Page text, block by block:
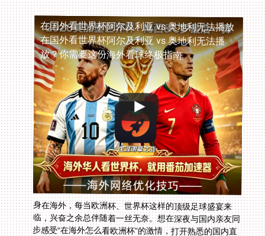
在国外看世界杯阿尔及利亚 vs 奥地利无法播放
在国外看世界杯阿尔及利亚 vs 奥地利无法播
放？你需要这份海外看球终极指南
身在海外，每当欧洲杯、世界杯这样的顶级足球盛宴来
临，兴奋之余总伴随着一丝无奈。想在深夜与国内亲友同
步感受“在海外怎么看欧洲杯”的激情，打开熟悉的国内直
播平台，却只看到冷冰冰的“该视频仅限中国大陆地区播
放”提示。这种无力感，相信每一位留学生、海外工作者
和华人同胞都经历过。问题的根源在于地区版权限制，这
些平台通过IP地址识别，将海外用户拒之门外。别担心，
解决之道并非遥不可及，核心就在于使用一款稳定可靠的
回国加速器。本文将为你详细拆解如何绕过限制，流畅观